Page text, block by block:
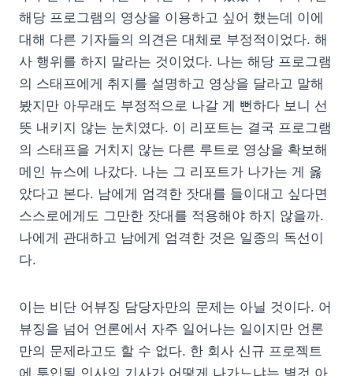
해당 프로그램의 영상을 이용하고 싶어 했는데 이에
대해 다른 기자들의 의견은 대체로 부정적이었다. 해
사 행위를 하지 말라는 것이었다. 나는 해당 프로그램
의 스태프에게 취지를 설명하고 영상을 달라고 말해
봤지만 아무래도 부정적으로 나갈 게 뻔하다 보니 선
뜻 내키지 않는 눈치였다. 이 리포트는 결국 프로그램
의 스태프을 거치지 않는 다른 루트로 영상을 확보해
메인 뉴스에 나갔다. 나는 그 리포트가 나가는 게 옳
았다고 본다. 남에게 엄격한 잣대를 들이대고 싶다면
스스로에게도 그만한 잣대를 적용해야 하지 않을까.
나에게 관대하고 남에게 엄격한 것은 일종의 독선이
다.
이는 비단 어뷰징 담당자만의 문제는 아닐 것이다. 어
뷰징을 넘어 언론에서 자주 일어나는 일이지만 언론
만의 문제라고도 할 수 없다. 한 회사 신규 프로젝트
에 투입될 인사의 기사가 어떻게 나가느냐는 별것 아